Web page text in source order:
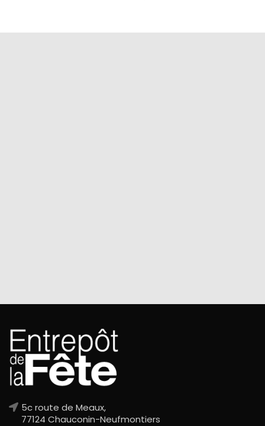
5c route de Meaux,
77124 Chauconin-Neufmontiers